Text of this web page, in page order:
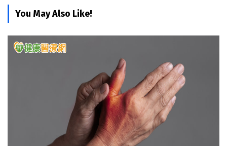
You May Also Like!